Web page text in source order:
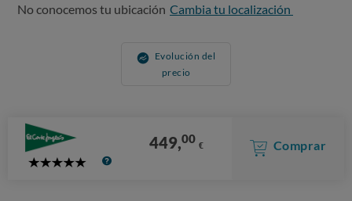
No conocemos tu ubicación Cambia tu localización
Evolución del
precio
5
449,00 € Comprar